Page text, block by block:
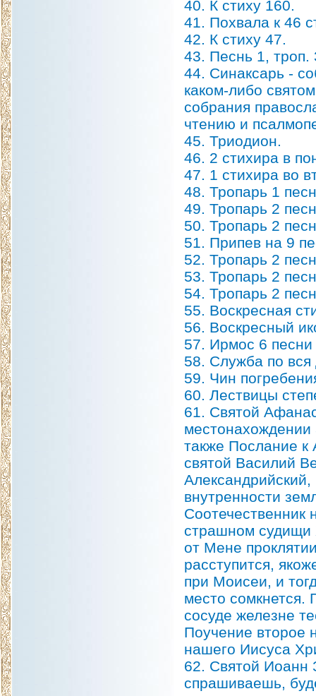
40. К стиху 160.
41. Похвала к 46
42. К стиху 47.
43. Песнь 1, троп.
44. Синаксарь -
каком-либо
собрания
чтению и
45. Триодион.
46. 2 стихира в
47. 1 стихира во
48. Тропарь 1
49. Тропарь 2
50. Тропарь 2
51. Припев на 9
52. Тропарь 2
53. Тропарь 2
54. Тропарь 2
55. Воскресная
56. Воскресный
57. Ирмос 6 песни
58. Служба по вся
59. Чин
60. Лествицы
61. Святой
также Послание к
святой Василий
внутренности
Соотечественник
страшном судищи
от Мене
расступится,
при Моисеи, и
место сомкнется.
сосуде железне
Поучение второе
нашего Иисуса
62. Святой Иоанн
спрашиваешь,